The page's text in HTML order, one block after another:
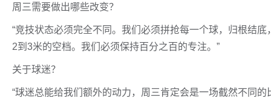
周三需要做出哪些改变？
“竞技状态必须完全不同。我们必须拼抢每一个球，归根结
2到3米的空档。我们必须保持百分之百的专注。”
关于球迷？
“球迷总能给我们额外的动力，周三肯定会是一场截然不同